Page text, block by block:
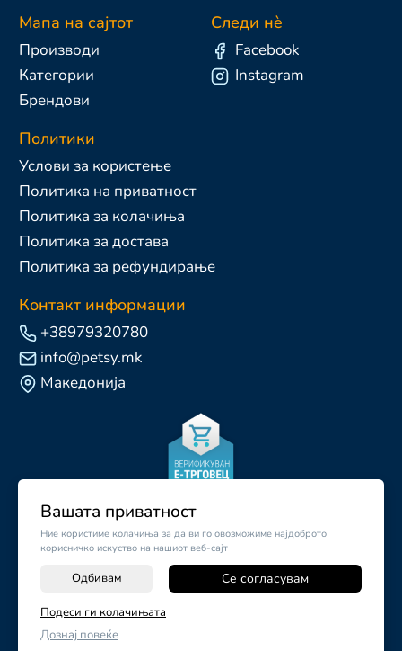
Вашата приватност
Ние користиме колачиња за да ви го овозможиме најдоброто
корисничко искуство на нашиот веб-сајт
Одбивам Се согласувам
Подеси ги колачињата
Дознај повеќе
+
Мапа на сајтот
Производи
Категории
Брендови
Политики
Услови за користење
Политика на приватност
Политика за колачиња
Политика за достава
Политика за рефундирање
Контакт информации
+38979320780
info@petsy.mk
Македонија
Следи нè
Facebook
Instagram
©2026
Поставки за колачиња